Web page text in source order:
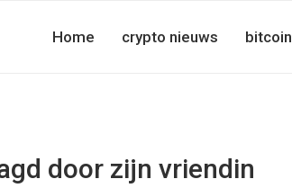
Home crypto nieuws bitcoin
door zijn vriendin